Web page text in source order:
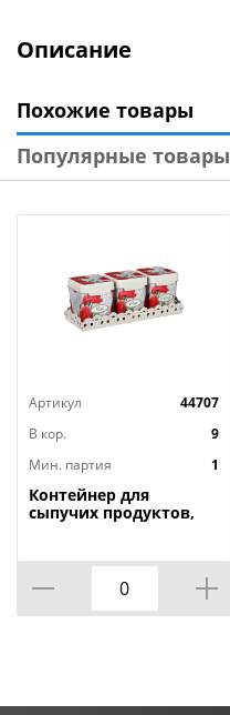
Описание
Похожие товары
Популярные товары
Артикул
44707
В кор.
9
Мин. партия
1
Контейнер для
сыпучих продуктов,